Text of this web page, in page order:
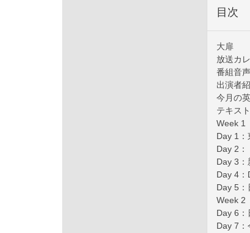
目次
大扉
放送カ
番組音
出演者
今月の
テキス
Week 1
Day 1：
Day 2：
Day 3：
Day 4
Day 5：
Week 2
Day 6：
Day 7：